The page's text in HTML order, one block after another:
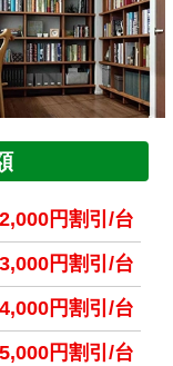
2,000円割引/台
3,000円割引/台
4,000円割引/台
5,000円割引/台